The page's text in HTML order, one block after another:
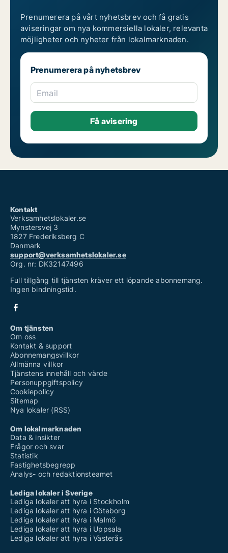
Prenumerera på vårt nyhetsbrev och få gratis
aviseringar om nya kommersiella lokaler, relevanta
möjligheter och nyheter från lokalmarknaden.
Prenumerera på nyhetsbrev
Email
Kontakt
Verksamhetslokaler.se
Mynstersvej 3
1827 Frederiksberg C
Danmark
support@verksamhetslokaler.se
Org. nr: DK32147496
Full tillgång till tjänsten kräver ett löpande abonnemang.
Ingen bindningstid.
Om tjänsten
Om oss
Kontakt & support
Abonnemangsvillkor
Allmänna villkor
Tjänstens innehåll och värde
Personuppgiftspolicy
Cookiepolicy
Sitemap
Nya lokaler (RSS)
Om lokalmarknaden
Data & insikter
Frågor och svar
Statistik
Fastighetsbegrepp
Analys- och redaktionsteamet
Lediga lokaler i Sverige
Lediga lokaler att hyra i Stockholm
Lediga lokaler att hyra i Göteborg
Lediga lokaler att hyra i Malmö
Lediga lokaler att hyra i Uppsala
Lediga lokaler att hyra i Västerås